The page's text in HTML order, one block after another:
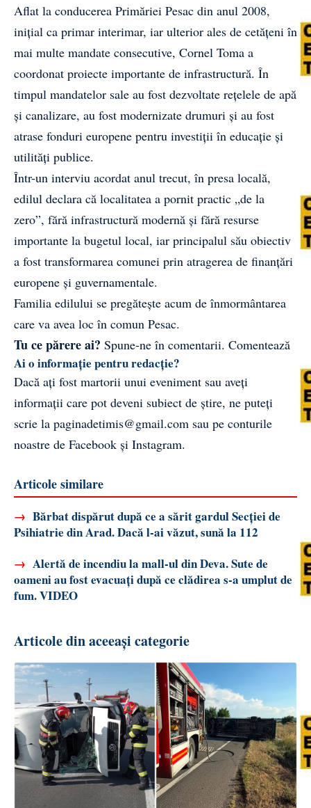
Aflat la conducerea Primăriei Pesac din anul 2008,
inițial ca primar interimar, iar ulterior ales de cetățeni în
mai multe mandate consecutive, Cornel Toma a
coordonat proiecte importante de infrastructură. În
timpul mandatelor sale au fost dezvoltate rețelele de apă
și canalizare, au fost modernizate drumuri și au fost
atrase fonduri europene pentru investiții în educație și
utilități publice.
Într-un interviu acordat anul trecut, în presa locală,
edilul declara că localitatea a pornit practic „de la
zero”, fără infrastructură modernă și fără resurse
importante la bugetul local, iar principalul său obiectiv
a fost transformarea comunei prin atragerea de finanțări
europene și guvernamentale.
Familia edilului se pregătește acum de înmormântarea
care va avea loc în comun Pesac.
Tu ce părere ai? Spune-ne în comentarii. Comentează
Ai o informație pentru redacție?
Dacă ați fost martorii unui eveniment sau aveți
informații care pot deveni subiect de știre, ne puteți
scrie la paginadetimis@gmail.com sau pe conturile
noastre de Facebook și Instagram.
Articole similare
→ Bărbat dispărut după ce a sărit gardul Secției de
Psihiatrie din Arad. Dacă l-ai văzut, sună la 112
→ Alertă de incendiu la mall-ul din Deva. Sute de
oameni au fost evacuați după ce clădirea s-a umplut de
fum. VIDEO
Articole din aceeași categorie